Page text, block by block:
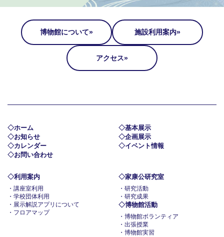
博物館について 施設利用案内
アクセス
ホーム
お知らせ
カレンダー
お問い合わせ
基本展示
企画展示
イベント情報
利用案内
講座室利用
学校団体利用
展示解説アプリについて
フロアマップ
家康公研究室
研究活動
研究成果
博物館活動
博物館ボランティア
出張授業
博物館実習